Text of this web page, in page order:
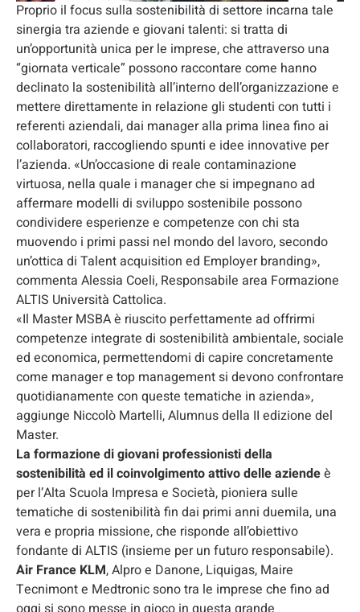
Proprio il focus sulla sostenibilità di settore incarna tale
sinergia tra aziende e giovani talenti: si tratta di
un’opportunità unica per le imprese, che attraverso una
“giornata verticale” possono raccontare come hanno
declinato la sostenibilità all’interno dell’organizzazione e
mettere direttamente in relazione gli studenti con tutti i
referenti aziendali, dai manager alla prima linea fino ai
collaboratori, raccogliendo spunti e idee innovative per
l’azienda. «Un’occasione di reale contaminazione
virtuosa, nella quale i manager che si impegnano ad
affermare modelli di sviluppo sostenibile possono
condividere esperienze e competenze con chi sta
muovendo i primi passi nel mondo del lavoro, secondo
un’ottica di Talent acquisition ed Employer branding»,
commenta Alessia Coeli, Responsabile area Formazione
ALTIS Università Cattolica.
«Il Master MSBA è riuscito perfettamente ad offrirmi
competenze integrate di sostenibilità ambientale, sociale
ed economica, permettendomi di capire concretamente
come manager e top management si devono confrontare
quotidianamente con queste tematiche in azienda»,
aggiunge Niccolò Martelli, Alumnus della II edizione del
Master.
La formazione di giovani professionisti della
sostenibilità ed il coinvolgimento attivo delle aziendeè
per l’Alta Scuola Impresa e Società, pioniera sulle
tematiche di sostenibilità fin dai primi anni duemila, una
vera e propria missione, che risponde all’obiettivo
fondante di ALTIS (insieme per un futuro responsabile).
Air France KLM, Alpro e Danone, Liquigas, Maire
Tecnimont e Medtronic sono tra le imprese che fino ad